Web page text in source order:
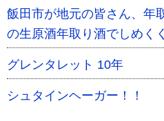
飯田市が地元の皆さん、年
の生原酒年取り酒でしめく
グレンタレット 10年
シュタインヘーガー！！